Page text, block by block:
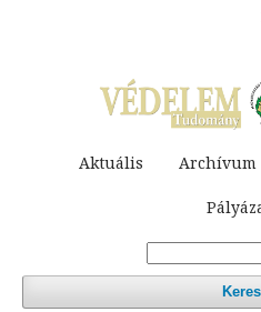
Aktuális Archívum